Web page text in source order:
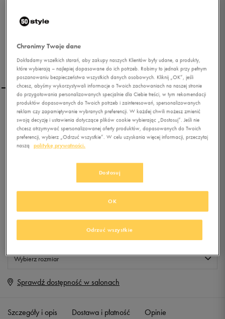
FEEWEAR SZORTY PBAMI
0.0(0
KLUBIE 50 STYLE
Produkt niedostępny
Jeśli artykuł będzie ponownie dostępny, otrzymasz od nas powiadomienie.
Wybierz rozmiar
S Powiadom o dostępności
M Powiadom o dostępności
Sprawdź dostępność w salonach
Szczegóły i opis Dostawa i płatność Opinie
Chronimy Twoje dane
Dokładamy wszelkich starań, aby zakupy naszych Klientów były udane, a produkty,
które wybierają – najlepiej dopasowane do ich potrzeb. Robimy to jednak przy pełnym
poszanowaniu bezpieczeństwa wszystkich danych osobowych. Kliknij „OK”, jeśli
chcesz, abyśmy wykorzystywali informacje o Twoich zachowaniach na naszej stronie
do przygotowania personalizowanych specjalnie dla Ciebie treści, w tym rekomendacji
produktów dopasowanych do Twoich potrzeb i zainteresowań, spersonalizowanych
reklam czy zapamiętywanie wybranych preferencji. W każdej chwili możesz zmienić
swoją decyzję i ustawienia dotyczące plików cookie wybierając „Dostosuj”. Jeśli nie
chcesz otrzymywać spersonalizowanej oferty produktów, dopasowanych do Twoich
preferencji, wybierz „Odrzuć wszystkie”. W celu uzyskania więcej informacji, przeczytaj
naszą
politykę prywatności.
Dostosuj
Odrzuć wszystkie
OK